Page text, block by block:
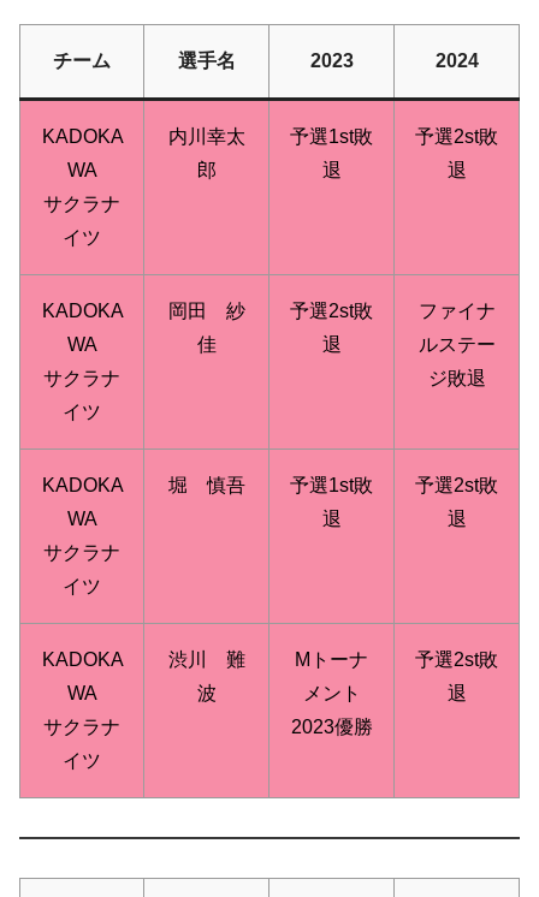
チーム 選手名 2023 2024
KADOKA
WA
サクラナ
イツ
内川幸太
郎
予選1st敗
退
予選2st敗
退
KADOKA
WA
サクラナ
イツ
岡田 紗
佳
予選2st敗
退
ファイナ
ルステー
ジ敗退
KADOKA
WA
サクラナ
イツ
堀 慎吾
予選1st敗
退
予選2st敗
退
KADOKA
WA
サクラナ
イツ
渋川 難
波
Mトーナ
メント
2023優勝
予選2st敗
退